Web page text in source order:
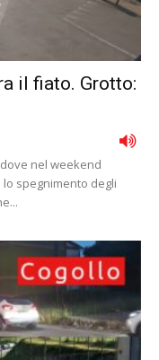
il fiato. Grotto:
nel weekend
spegnimento degli